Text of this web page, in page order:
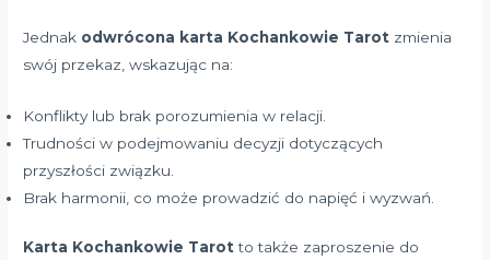
Jednak odwrócona karta Kochankowie Tarot zmienia
swój przekaz, wskazując na:
Konflikty lub brak porozumienia w relacji.
Trudności w podejmowaniu decyzji dotyczących
przyszłości związku.
Brak harmonii, co może prowadzić do napięć i wyzwań.
Karta Kochankowie Tarotto także zaproszenie do